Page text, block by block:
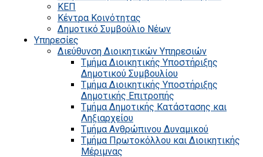
ΚΕΠ
Κέντρα Κοινότητας
Δημοτικό Συμβούλιο Νέων
Υπηρεσίες
Διεύθυνση Διοικητικών Υπηρεσιών
Τμήμα Διοικητικής Υποστήριξης
Δημοτικού Συμβουλίου
Τμήμα Διοικητικής Υποστήριξης
Δημοτικής Επιτροπής
Τμήμα Δημοτικής Κατάστασης και
Ληξιαρχείου
Τμήμα Ανθρώπινου Δυναμικού
Τμήμα Πρωτοκόλλου και Διοικητικής
Μέριμνας